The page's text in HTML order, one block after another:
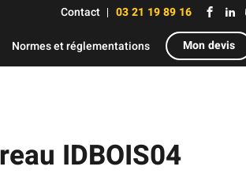
Contact 03 21 19 89 16
Normes et réglementations Mon devis
IDBOIS04